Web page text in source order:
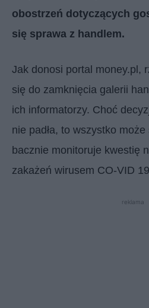
obostrzeń dotyczących
się sprawa z handlem.
Jak donosi portal money.pl,
się do zamknięcia galerii
ich informatorzy. Choć
nie padła, to wszystko
bacznie monitoruje kwestię
zakażeń wirusem CO-VID
reklama